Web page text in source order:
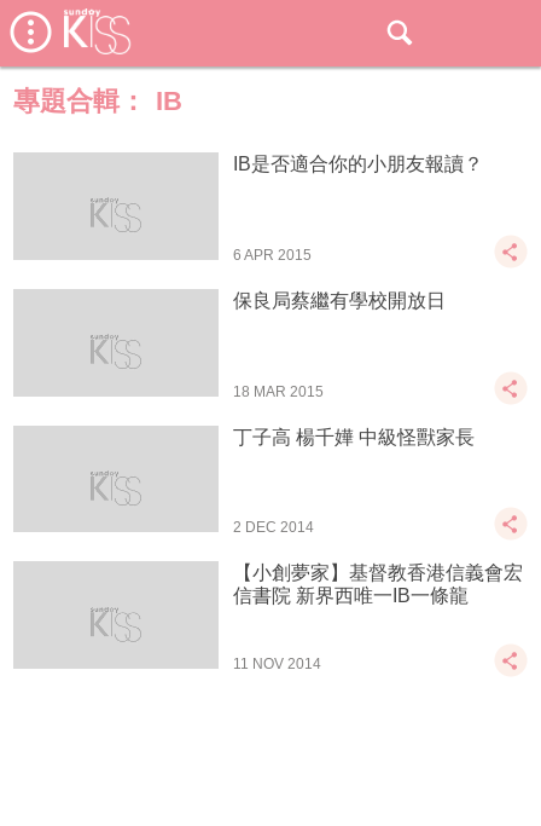
專題合輯： IB
IB是否適合你的小朋友報讀？
6 APR 2015
保良局蔡繼有學校開放日
18 MAR 2015
丁子高 楊千嬅 中級怪獸家長
2 DEC 2014
【小創夢家】基督教香港信義會宏
信書院 新界西唯一IB一條龍
11 NOV 2014